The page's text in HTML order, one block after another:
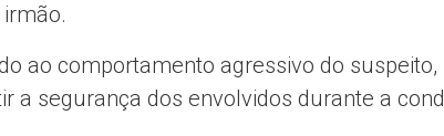
ao comportamento agressivo do suspeito,
a segurança dos envolvidos durante a